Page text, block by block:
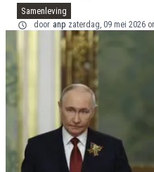
Samenleving
door anp zaterdag, 09 mei 2026